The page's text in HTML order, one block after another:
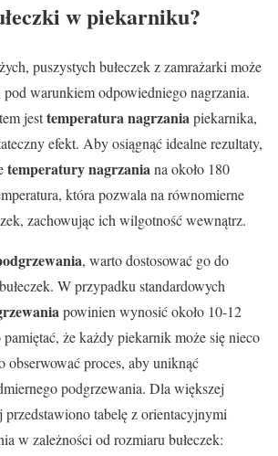
w piekarniku?
puszystych bułeczek z zamrażarki może
warunkiem odpowiedniego nagrzania.
jesttemperatura nagrzania piekarnika,
efekt. Aby osiągnąć idealne rezultaty,
temperatury nagrzania na około 180
która pozwala na równomierne
zachowując ich wilgotność wewnątrz.
, warto dostosować go do
W przypadku standardowych
powinien wynosić około 10-12
że każdy piekarnik może się nieco
obserwować proces, aby uniknąć
podgrzewania. Dla większej
przedstawiono tabelę z orientacyjnymi
w zależności od rozmiaru bułeczek: